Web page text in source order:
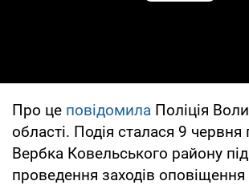
Про це повідомила Поліція
області. Подія сталася 9
Вербка Ковельського району
проведення заходів оповіщення